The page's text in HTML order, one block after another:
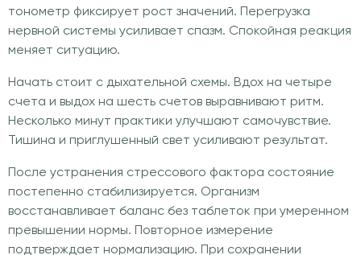
тонометр фиксирует рост значений. Перегрузка
нервной системы усиливает спазм. Спокойная реакция
меняет ситуацию.
Начать стоит с дыхательной схемы. Вдох на четыре
счета и выдох на шесть счетов выравнивают ритм.
Несколько минут практики улучшают самочувствие.
Тишина и приглушенный свет усиливают результат.
После устранения стрессового фактора состояние
постепенно стабилизируется. Организм
восстанавливает баланс без таблеток при умеренном
превышении нормы. Повторное измерение
подтверждает нормализацию. При сохранении